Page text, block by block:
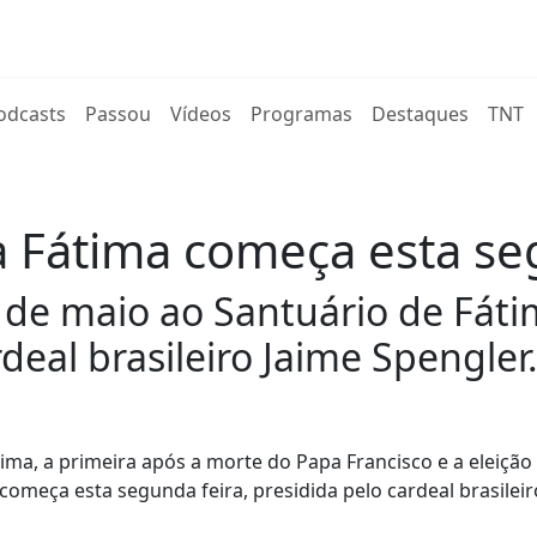
Passou Vídeos Programas Destaques TNT
começa esta
maio ao Santuário de
brasileiro Jaime Spengler.
a primeira após a morte do Papa Francisco e a eleição
esta segunda feira, presidida pelo cardeal